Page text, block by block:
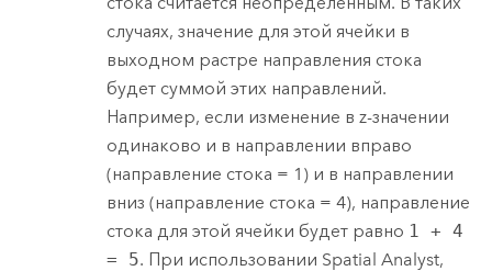
случаях, значение для этой ячейки в
выходном растре направления стока
будет суммой этих направлений.
Например, если изменение в z-значении
одинаково и в направлении вправо
(направление стока = 1) и в направлении
вниз (направление стока = 4), направление
стока для этой ячейки будет равно 1 + 4
= 5. При использовании Spatial Analyst,